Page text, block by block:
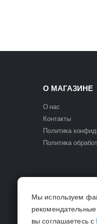
О МАГАЗИНЕ
О нас
Контакты
Политика
Политика
Мы используем
вы соглашаетесь с